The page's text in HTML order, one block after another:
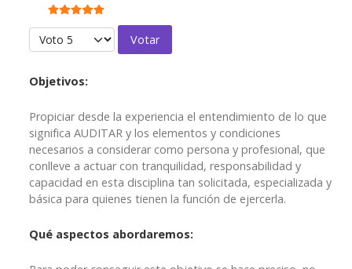
Ratio:5/5
Por favor, vote
Objetivos:
Propiciar desde la experiencia el entendimiento de lo que
significa AUDITAR y los elementos y condiciones
necesarios a considerar como persona y profesional, que
conlleve a actuar con tranquilidad, responsabilidad y
capacidad en esta disciplina tan solicitada, especializada y
básica para quienes tienen la función de ejercerla.
Qué aspectos abordaremos: